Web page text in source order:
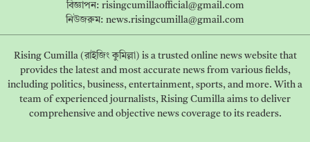
বিজ্ঞাপন: risingcumillaofficial@gmail.com
নিউজরুম: news.risingcumilla@gmail.com
Rising Cumilla (রাইজিং কুমিল্লা) is a trusted online news website that
provides the latest and most accurate news from various fields,
including politics, business, entertainment, sports, and more. With a
team of experienced journalists, Rising Cumilla aims to deliver
comprehensive and objective news coverage to its readers.